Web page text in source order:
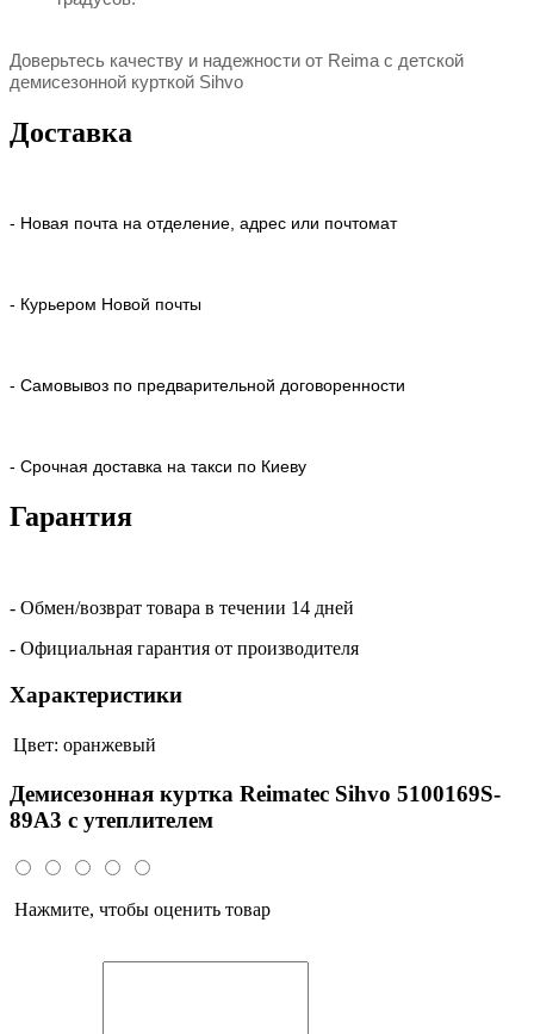
Доверьтесь качеству и надежности от Reima с детской
демисезонной курткой Sihvo
Доставка
- Новая почта на отделение, адрес или почтомат
- Курьером Новой почты
- Самовывоз по предварительной договоренности
- Срочная доставка на такси по Киеву
Гарантия
- Обмен/возврат товара в течении 14 дней
- Официальная гарантия от производителя
Характеристики
Цвет: оранжевый
Демисезонная куртка Reimatec Sihvo 5100169S-
89A3 с утеплителем
Нажмите, чтобы оценить товар